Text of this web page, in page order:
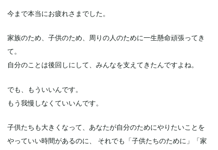
今まで本当にお疲れさまでした。
家族のため、子供のため、周りの人のために一生懸命頑張ってき
て。
自分のことは後回しにして、みんなを支えてきたんですよね。
でも、もういいんです。
もう我慢しなくていいんです。
子供たちも大きくなって、あなたが自分のためにやりたいことを
やっていい時間があるのに、 それでも「子供たちのために」「家